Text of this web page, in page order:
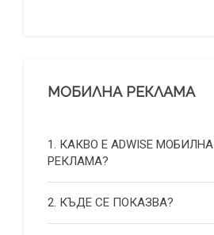
МОБИЛНА РЕКЛАМА
1. КАКВО Е ADWISE МОБИЛНА
РЕКЛАМА?
2. КЪДЕ СЕ ПОКАЗВА?